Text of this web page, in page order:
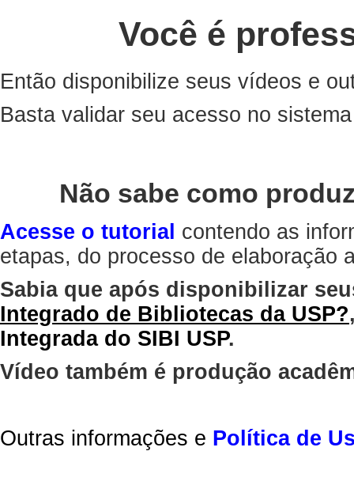
Você é
Então disponibilize seus vídeos e
Basta validar seu acesso no
Não sabe como
Acesse o tutorial contendo as
etapas, do processo de elaboração
Sabia que após disponibilizar
Integrado de Bibliotecas da USP?
Integrada do SIBI USP.
Vídeo também é produção
Outras informações e Política de